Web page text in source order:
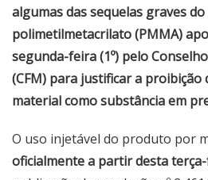
algumas das sequelas graves
polimetilmetacrilato (PMMA)
segunda-feira (1º) pelo
(CFM) para justificar a proibição
material como substância em
O uso injetável do produto por
oficialmente a partir desta